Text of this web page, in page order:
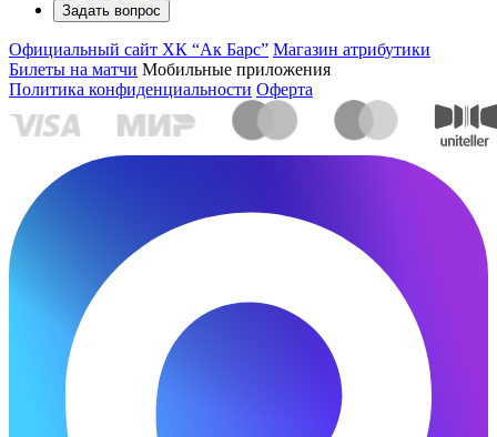
Задать вопрос
Официальный сайт ХК “Ак Барс” Магазин атрибутики
Билеты на матчи Мобильные приложения
Политика конфиденциальности Оферта